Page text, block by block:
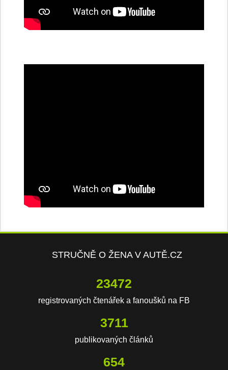
STRUČNĚ O ŽENA V AUTĚ.CZ
23472
registrovaných čtenářek a fanoušků na FB
3711
publikovaných článků
654